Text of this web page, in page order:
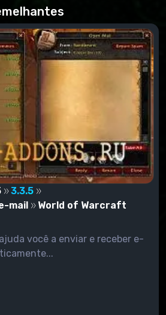
3.3.5
mail
World of Warcraft
você a enviar e receber e-